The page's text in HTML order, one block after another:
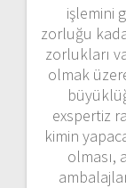
işlemini
zorluğu
zorlukları
olmak
exspertiz
kimin
olması,